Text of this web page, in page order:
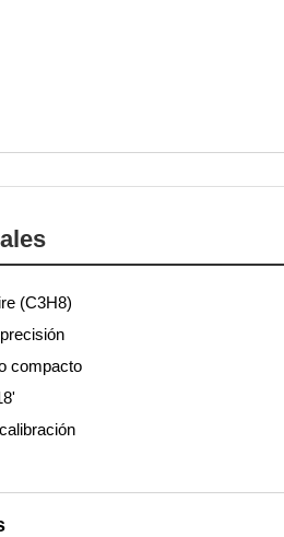
(C3H8)
compacto